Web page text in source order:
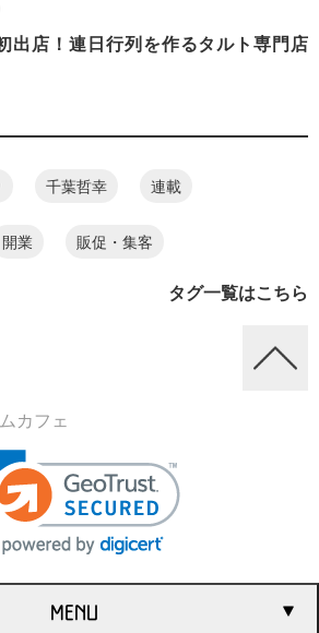
出店！連日行列を作るタルト専門店
千葉哲幸 連載
開業 販促・集客
タグ一覧はこちら
カフェ
MENU